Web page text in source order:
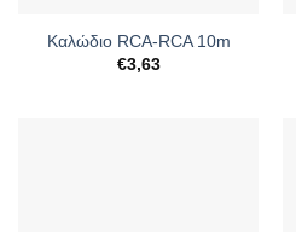
Καλώδιο RCA-RCA 10m
€3,63